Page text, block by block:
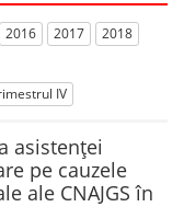
2016 2017
2018
IV
asistenţei
pe cauzele
ale CNAJGS în